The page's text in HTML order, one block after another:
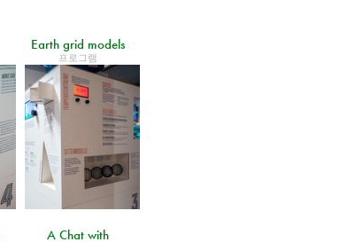
Earth grid models
프로그램
A Chat with